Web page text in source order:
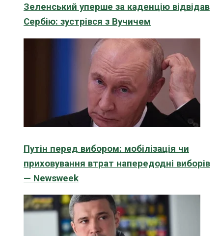
Зеленський уперше за каденцію відвідав
Сербію: зустрівся з Вучичем
Путін перед вибором: мобілізація чи
приховування втрат напередодні виборів
— Newsweek